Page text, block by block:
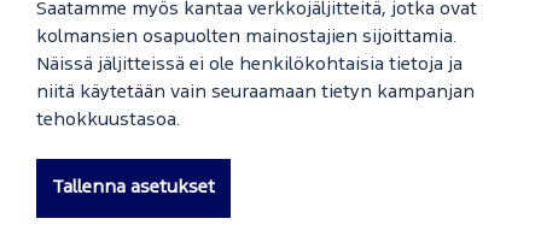
Saatamme myös kantaa verkkojäljitteitä, jotka ovat
kolmansien osapuolten mainostajien sijoittamia.
Näissä jäljitteissä ei ole henkilökohtaisia tietoja ja
niitä käytetään vain seuraamaan tietyn kampanjan
tehokkuustasoa.
Tallenna asetukset